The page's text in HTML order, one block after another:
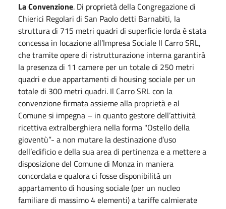
La Convenzione. Di proprietà della Congregazione di
Chierici Regolari di San Paolo detti Barnabiti, la
struttura di 715 metri quadri di superficie lorda è stata
concessa in locazione all’Impresa Sociale Il Carro SRL,
che tramite opere di ristrutturazione interna garantirà
la presenza di 11 camere per un totale di 250 metri
quadri e due appartamenti di housing sociale per un
totale di 300 metri quadri. Il Carro SRL con la
convenzione firmata assieme alla proprietà e al
Comune si impegna – in quanto gestore dell’attività
ricettiva extralberghiera nella forma "Ostello della
gioventù”- a non mutare la destinazione d’uso
dell’edificio e della sua area di pertinenza e a mettere a
disposizione del Comune di Monza in maniera
concordata e qualora ci fosse disponibilità un
appartamento di housing sociale (per un nucleo
familiare di massimo 4 elementi) a tariffe calmierate